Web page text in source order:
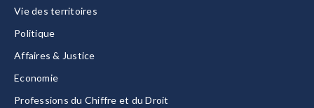
Vie des territoires
Politique
Affaires & Justice
Economie
Professions du Chiffre et du Droit